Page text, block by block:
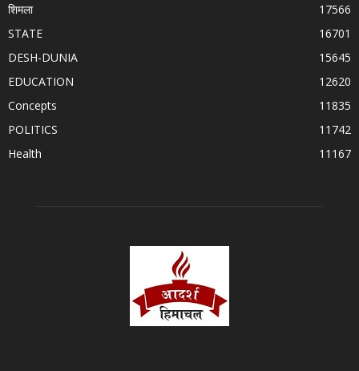
शिमला
17566
STATE
16701
DESH-DUNIA
15645
EDUCATION
12620
Concepts
11835
POLITICS
11742
Health
11167